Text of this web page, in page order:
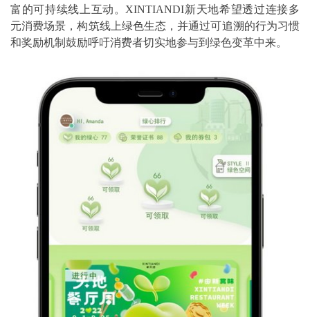
富的可持续线上互动。XINTIANDI新天地希望透过连接多
元消费场景，构筑线上绿色生态，并通过可追溯的行为习惯
和奖励机制鼓励呼吁消费者切实地参与到绿色变革中来。